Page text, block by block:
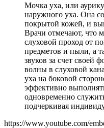
Мочка уха, или
наружного уха. Она
покрытой кожей, и
Врачи отмечают, что
слуховой проход от
предметов и пыли, а
звуков за счет своей
волны в слуховой
уха на боковой
эффективно
одновременно
подчеркивая
https://www.youtube.com/